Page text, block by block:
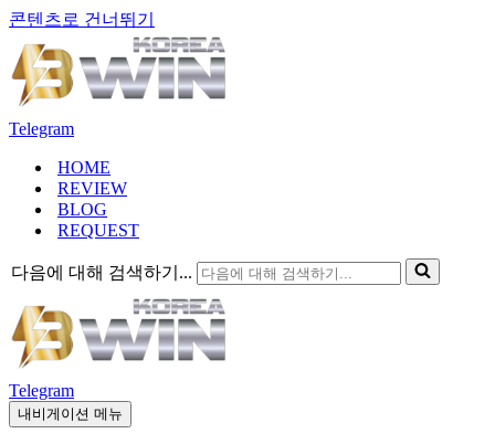
콘텐츠로 건너뛰기
Telegram
HOME
REVIEW
BLOG
REQUEST
다음에 대해 검색하기...
Telegram
내비게이션 메뉴